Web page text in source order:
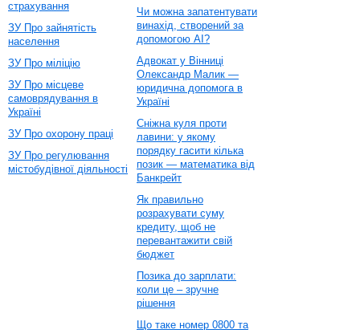
страхування
ЗУ Про зайнятість
населення
ЗУ Про міліцію
ЗУ Про місцеве
самоврядування в
Україні
ЗУ Про охорону праці
ЗУ Про регулювання
містобудівної діяльності
Чи можна запатентувати
винахід, створений за
допомогою AI?
Адвокат у Вінниці
Олександр Малик —
юридична допомога в
Україні
Сніжна куля проти
лавини: у якому
порядку гасити кілька
позик — математика від
Банкрейт
Як правильно
розрахувати суму
кредиту, щоб не
перевантажити свій
бюджет
Позика до зарплати:
коли це – зручне
рішення
Що таке номер 0800 та